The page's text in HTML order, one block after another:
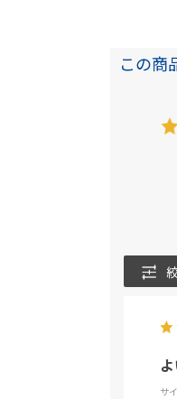
この商
サ